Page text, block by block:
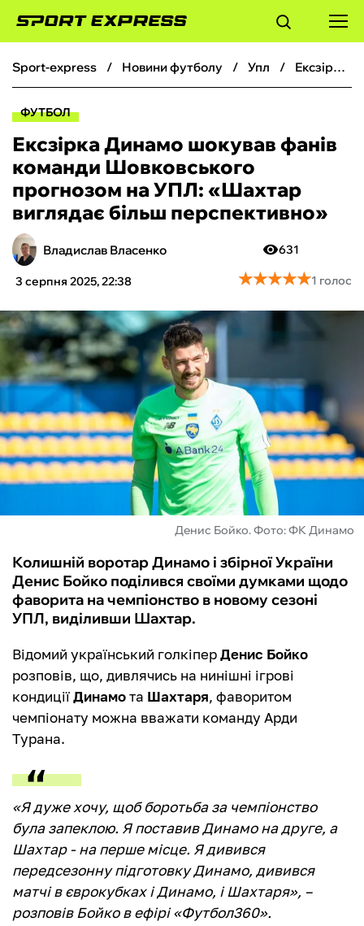
ФУТБОЛ
БОКС
ХОКЕЙ
ТЕНІС
КІБЕРСПОРТ
ЧС-2026
ФУТЗАЛ
ІНШІ
БУКМЕКЕРИ
sport-express новини футболу упл Ексзірка Динамо шокував фанів команди Шовковського прогнозом на УПЛ: «Шахтар виглядає більш перспективно‎»
ФУТБОЛ
Ексзірка Динамо шокував фанів
команди Шовковського
прогнозом на УПЛ: «Шахтар
виглядає більш перспективно‎»
Владислав Власенко
3 серпня 2025, 22:38
631
★★★★★
★★★★★1 голос
Денис Бойко. Фото: ФК Динамо
Колишній воротар Динамо і збірної України
Денис Бойко поділився своїми думками щодо
фаворита на чемпіонство в новому сезоні
УПЛ, виділивши Шахтар.
Відомий український голкіперДенис Бойко
розповів, що, дивлячись на нинішні ігрові
кондиціїДинамота Шахтаря, фаворитом
чемпіонату можна вважати команду Арди
Турана.
«Я дуже хочу, щоб боротьба за чемпіонство
була запеклою. Я поставив Динамо на друге, а
Шахтар - на перше місце. Я дивився
передсезонну підготовку Динамо, дивився
матчі в єврокубках і Динамо, і Шахтаря», –
розповів Бойко в ефірі «Футбол360».